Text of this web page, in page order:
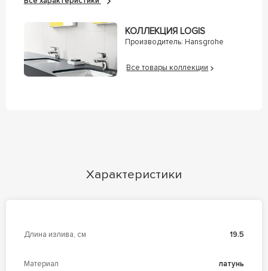
КОЛЛЕКЦИЯ LОGIS
Производитель: Hansgrohe
Все товары коллекции
Характеристики
Длина излива, см 19.5
Материал латунь